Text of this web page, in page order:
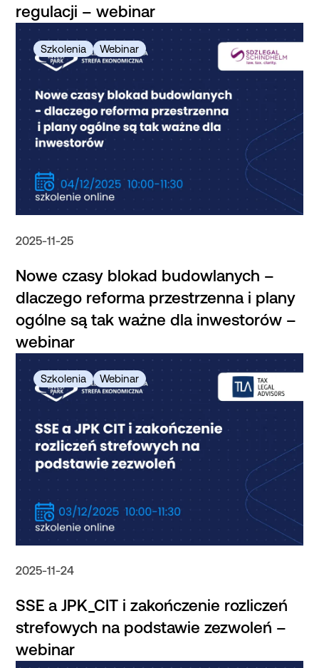
regulacji – webinar
2025-11-25
Nowe czasy blokad budowlanych –
dlaczego reforma przestrzenna i plany
ogólne są tak ważne dla inwestorów –
webinar
2025-11-24
SSE a JPK_CIT i zakończenie rozliczeń
strefowych na podstawie zezwoleń –
webinar